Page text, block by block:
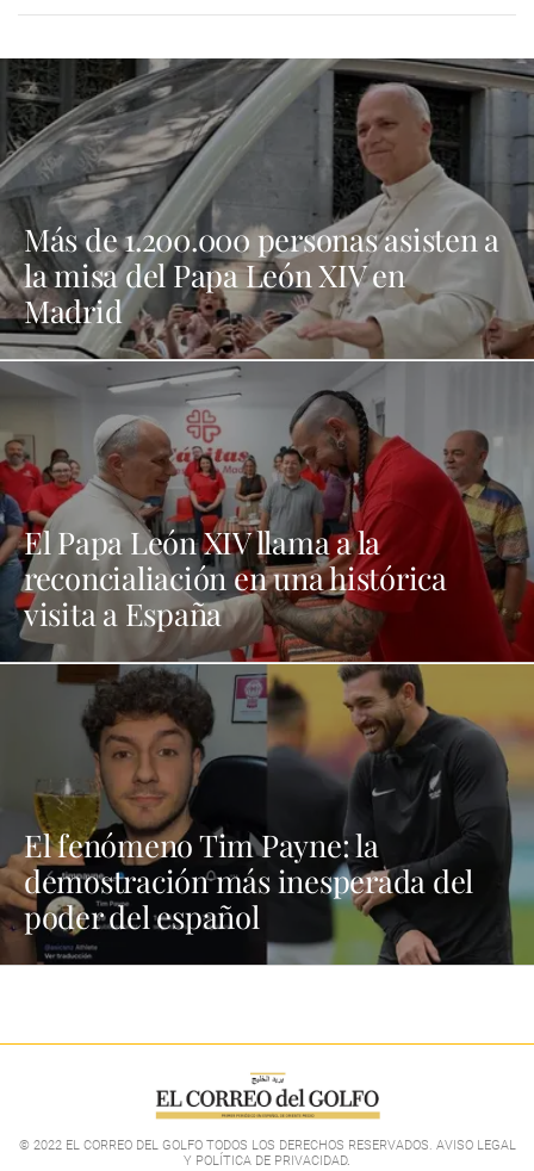
Más de 1.200.000 personas asisten a
la misa del Papa León XIV en
Madrid
El Papa León XIV llama a la
reconcialiación en una histórica
visita a España
El fenómeno Tim Payne: la
demostración más inesperada del
poder del español
© 2022 EL CORREO DEL GOLFO TODOS LOS DERECHOS RESERVADOS. AVISO LEGAL
Y POLÍTICA DE PRIVACIDAD.